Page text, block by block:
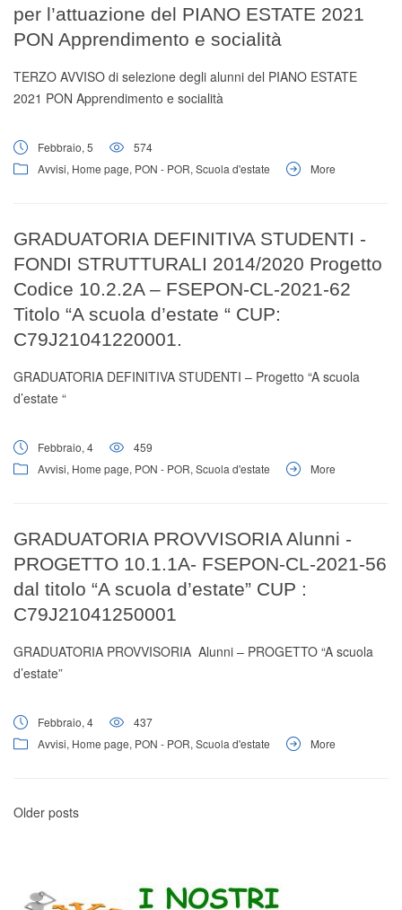
per l’attuazione del PIANO ESTATE 2021
PON Apprendimento e socialità
TERZO AVVISO di selezione degli alunni del PIANO ESTATE
2021 PON Apprendimento e socialità
Febbraio, 5
574
Avvisi, Home page, PON - POR, Scuola d'estate More
GRADUATORIA DEFINITIVA STUDENTI -
FONDI STRUTTURALI 2014/2020 Progetto
Codice 10.2.2A – FSEPON-CL-2021-62
Titolo “A scuola d’estate “ CUP:
C79J21041220001.
GRADUATORIA DEFINITIVA STUDENTI – Progetto “A scuola
d’estate “
Febbraio, 4
459
Avvisi, Home page, PON - POR, Scuola d'estate More
GRADUATORIA PROVVISORIA Alunni -
PROGETTO 10.1.1A- FSEPON-CL-2021-56
dal titolo “A scuola d’estate” CUP :
C79J21041250001
GRADUATORIA PROVVISORIA Alunni – PROGETTO “A scuola
d’estate”
Febbraio, 4
437
Avvisi, Home page, PON - POR, Scuola d'estate More
Older posts